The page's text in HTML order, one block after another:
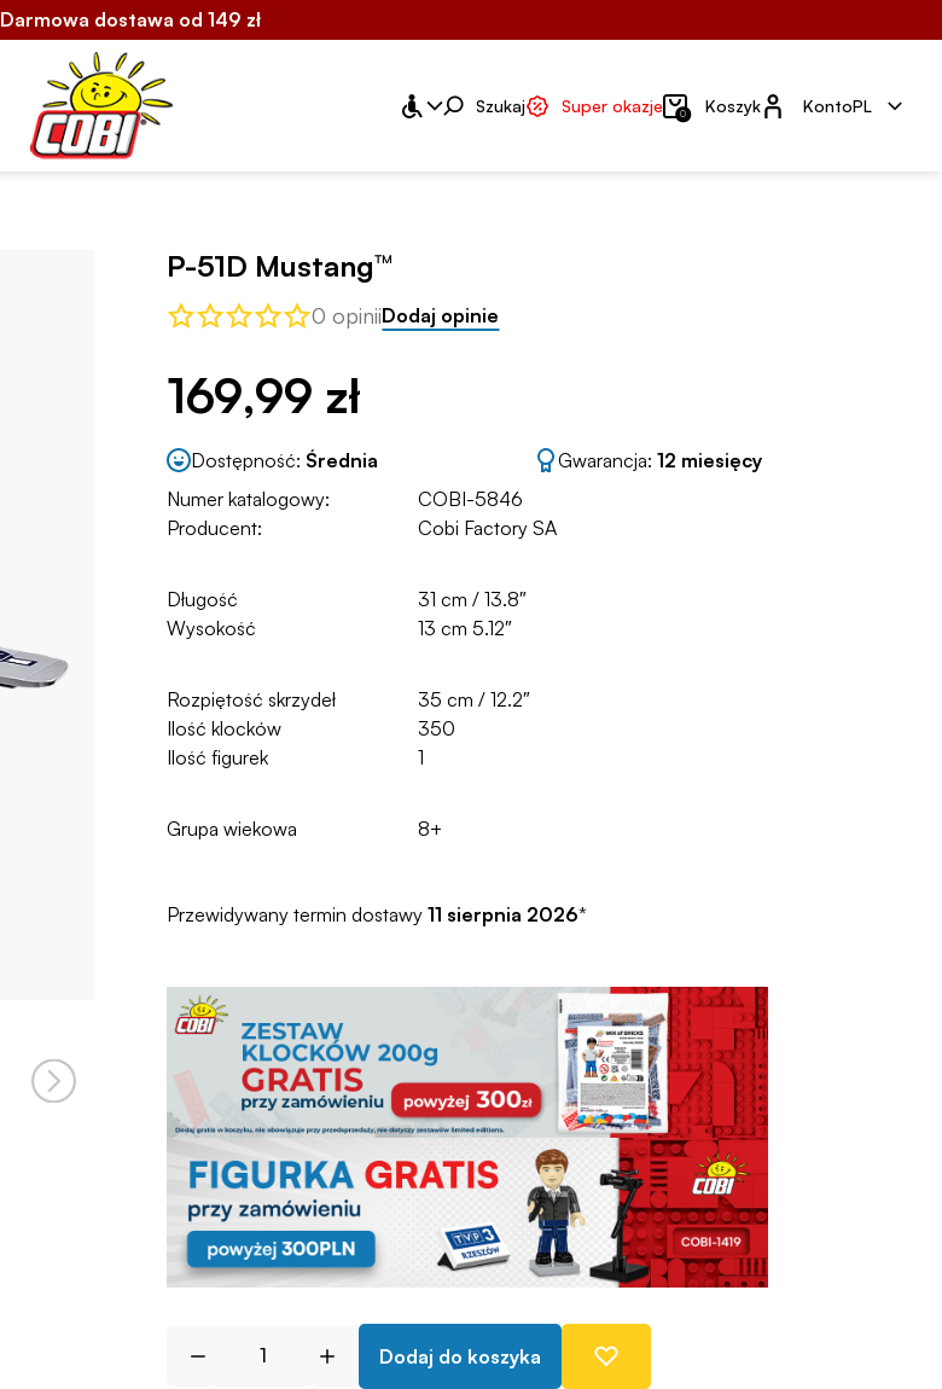
Darmowa dostawa od 149 zł
Szukaj Super okazje 0 KoszykKonto
KontoPL
P-51D Mustang™
0 opiniiDodaj opinie
169,99 zł
Dostępność: Średnia Gwarancja: 12 miesięcy
Numer katalogowy:
COBI-5846
Producent:
Cobi Factory SA
Długość
31 cm / 13.8″
Wysokość
13 cm 5.12″
Rozpiętość skrzydeł
35 cm / 12.2″
Ilość klocków
350
Ilość figurek
1
Grupa wiekowa 8+
Przewidywany termin dostawy 11 sierpnia 2026*
Dodaj do koszyka